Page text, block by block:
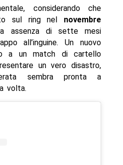
considerando che
sul ring nel novembre
assenza di sette mesi
all’inguine. Un nuovo
a un match di cartello
un vero disastro,
sembra pronta a
volta.